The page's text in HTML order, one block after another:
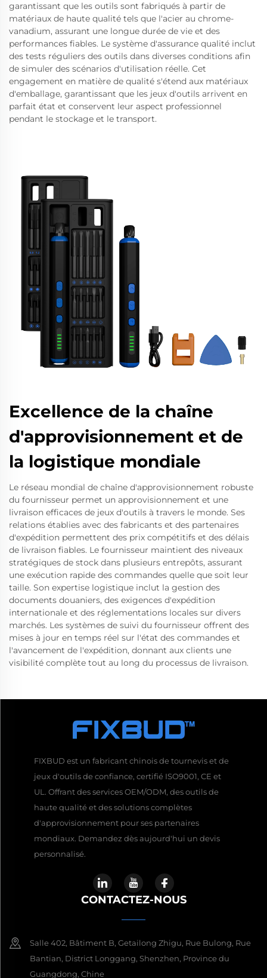
garantissant que les outils sont fabriqués à partir de
matériaux de haute qualité tels que l'acier au chrome-
vanadium, assurant une longue durée de vie et des
performances fiables. Le système d'assurance qualité inclut
des tests réguliers des outils dans diverses conditions afin
de simuler des scénarios d'utilisation réelle. Cet
engagement en matière de qualité s'étend aux matériaux
d'emballage, garantissant que les jeux d'outils arrivent en
parfait état et conservent leur aspect professionnel
pendant le stockage et le transport.
Excellence de la chaîne
d'approvisionnement et de
la logistique mondiale
Le réseau mondial de chaîne d'approvisionnement robuste
du fournisseur permet un approvisionnement et une
livraison efficaces de jeux d'outils à travers le monde. Ses
relations établies avec des fabricants et des partenaires
d'expédition permettent des prix compétitifs et des délais
de livraison fiables. Le fournisseur maintient des niveaux
stratégiques de stock dans plusieurs entrepôts, assurant
une exécution rapide des commandes quelle que soit leur
taille. Son expertise logistique inclut la gestion des
documents douaniers, des exigences d'expédition
internationale et des réglementations locales sur divers
marchés. Les systèmes de suivi du fournisseur offrent des
mises à jour en temps réel sur l'état des commandes et
l'avancement de l'expédition, donnant aux clients une
visibilité complète tout au long du processus de livraison.
FIXBUD est un fabricant chinois de tournevis et de
jeux d'outils de confiance, certifié ISO9001, CE et
UL. Offrant des services OEM/ODM, des outils de
haute qualité et des solutions complètes
d'approvisionnement pour ses partenaires
mondiaux. Demandez dès aujourd'hui un devis
personnalisé.
CONTACTEZ-NOUS
Salle 402, Bâtiment B, Getailong Zhigu, Rue Bulong, Rue
Bantian, District Longgang, Shenzhen, Province du
Guangdong, Chine